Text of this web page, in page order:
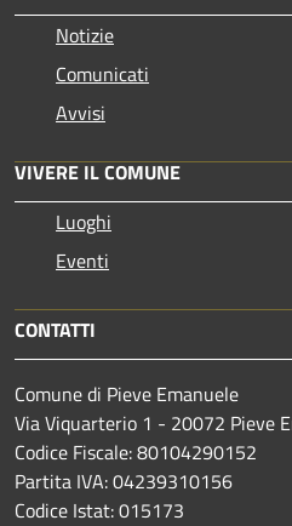
Notizie
Comunicati
Avvisi
VIVERE IL COMUNE
Luoghi
Eventi
CONTATTI
Comune di Pieve Emanuele
Via Viquarterio 1 - 20072 Pieve
Codice Fiscale: 80104290152
Partita IVA: 04239310156
Codice Istat: 015173